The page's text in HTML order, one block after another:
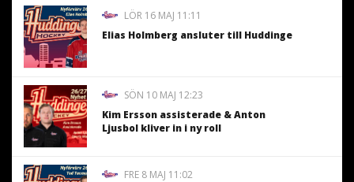
LÖR 16 MAJ 11:11
Elias Holmberg ansluter till Huddinge
SÖN 10 MAJ 12:23
Kim Ersson assisterade & Anton
Ljusbol kliver in i ny roll
FRE 8 MAJ 11:02